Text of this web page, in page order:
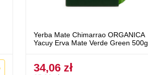
Yerba Mate Chimarrao ORGANICA
Yacuy Erva Mate Verde Green 500g
34,06 zł